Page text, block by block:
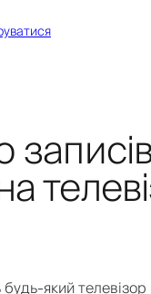
який